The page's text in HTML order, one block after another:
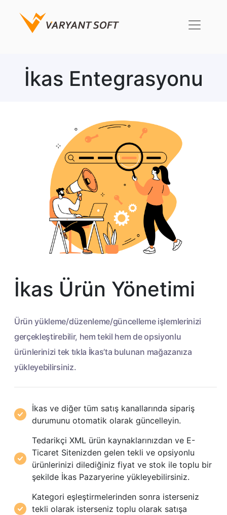
İkas Entegrasyonu
İkas Ürün Yönetimi
Ürün yükleme/düzenleme/güncelleme işlemlerinizi
gerçekleştirebilir, hem tekil hem de opsiyonlu
ürünlerinizi tek tıkla İkas’ta bulunan mağazanıza
yükleyebilirsiniz.
İkas ve diğer tüm satış kanallarında sipariş
durumunu otomatik olarak güncelleyin.
Tedarikçi XML ürün kaynaklarınızdan ve E-
Ticaret Sitenizden gelen tekli ve opsiyonlu
ürünlerinizi dilediğiniz fiyat ve stok ile toplu bir
şekilde İkas Pazaryerine yükleyebilirsiniz.
Kategori eşleştirmelerinden sonra isterseniz
tekli olarak isterseniz toplu olarak satışa